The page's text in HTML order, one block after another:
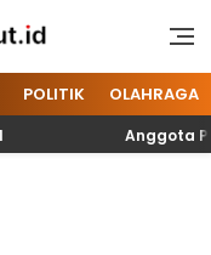
POLITIK OLAHRAGA
Anggota